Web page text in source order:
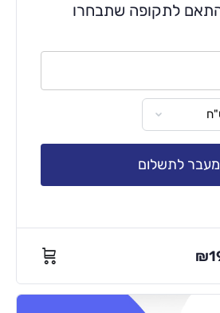
לתקופה שתבחרו
מעבר לתשלום
₪